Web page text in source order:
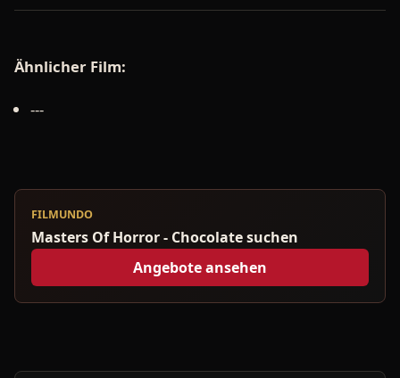
Ähnlicher Film:
---
FILMUNDO
Masters Of Horror - Chocolate suchen
Angebote ansehen